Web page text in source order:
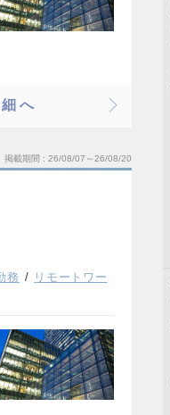
へ
掲載期間 26/08/07～26/08/20
務
リモートワー